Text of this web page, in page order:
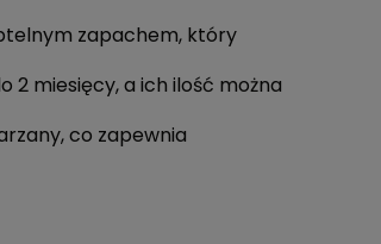
zapachem, który
miesięcy, a ich ilość można
co zapewnia